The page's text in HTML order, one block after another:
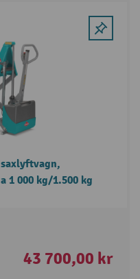
1 000 kg/1.500 kg
43 700,00 kr